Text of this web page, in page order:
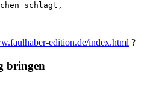
schlägt,
edition.de/index.html ?
bringen